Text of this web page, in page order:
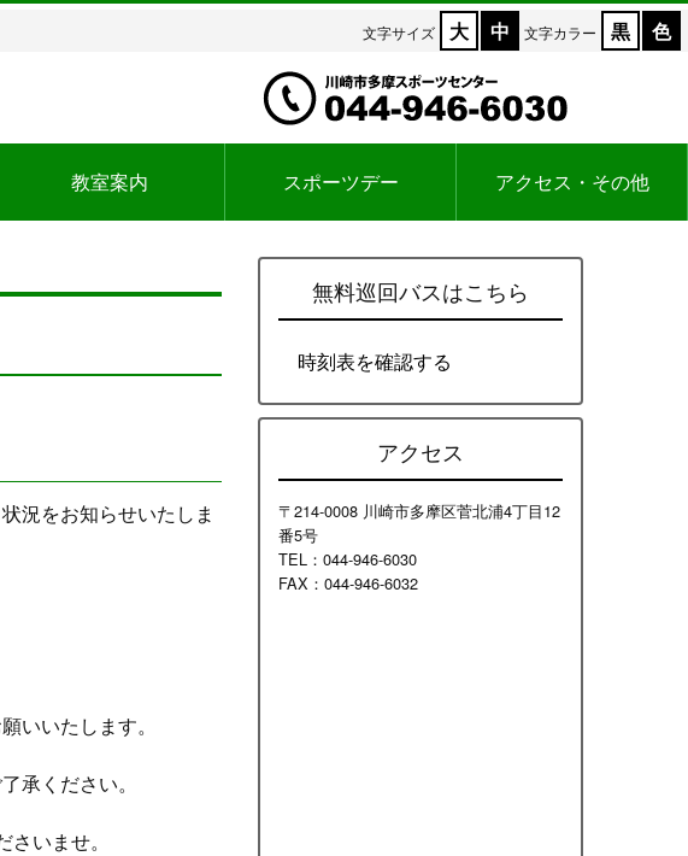
文字サイズ 大 中 文字カラー 黒 色
教室案内 スポーツデー アクセス・その他
況をお知らせいたしま
いいたします。
承ください。
いませ。
無料巡回バスはこちら
時刻表を確認する
アクセス
〒214-0008 川崎市多摩区菅北浦4丁目12
番5号
TEL：044-946-6030
FAX：044-946-6032